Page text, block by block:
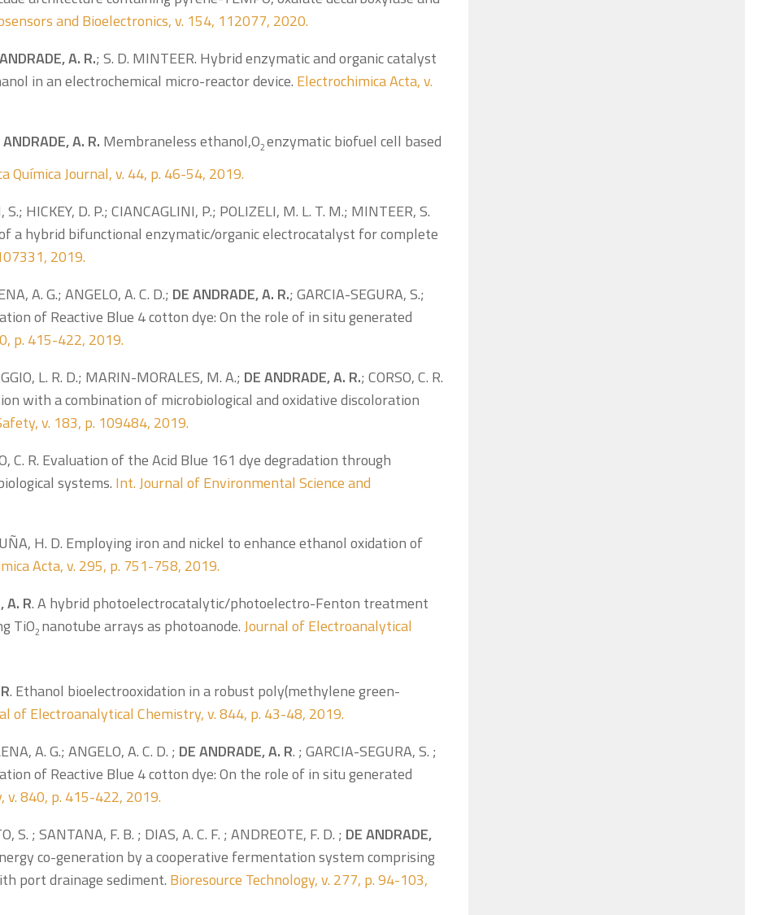
and Bioelectronics, v. 154, 112077, 2020.
A. R.; S. D. MINTEER. Hybrid enzymatic and organic catalyst
in an electrochemical micro-reactor device. Electrochimica Acta, v.
ANDRADE, A. R. Membraneless ethanol,O2enzymatic biofuel cell based
Química Journal, v. 44, p. 46-54, 2019.
HICKEY, D. P.; CIANCAGLINI, P.; POLIZELI, M. L. T. M.; MINTEER, S.
a hybrid bifunctional enzymatic/organic electrocatalyst for complete
2019.
A. G.; ANGELO, A. C. D.; DE ANDRADE, A. R.; GARCIA-SEGURA, S.;
of Reactive Blue 4 cotton dye: On the role of in situ generated
p. 415-422, 2019.
L. R. D.; MARIN-MORALES, M. A.; DE ANDRADE, A. R.; CORSO, C. R.
with a combination of microbiological and oxidative discoloration
v. 183, p. 109484, 2019.
C. R. Evaluation of the Acid Blue 161 dye degradation through
systems. Int. Journal of Environmental Science and
H. D. Employing iron and nickel to enhance ethanol oxidation of
Acta, v. 295, p. 751-758, 2019.
A. R. A hybrid photoelectrocatalytic/photoelectro-Fenton treatment
TiO2 nanotube arrays as photoanode.Journal of Electroanalytical
. Ethanol bioelectrooxidation in a robust poly(methylene green-
of Electroanalytical Chemistry, v. 844, p. 43-48, 2019.
A. G.; ANGELO, A. C. D. ; DE ANDRADE, A. R. ; GARCIA-SEGURA, S. ;
of Reactive Blue 4 cotton dye: On the role of in situ generated
840, p. 415-422, 2019.
S. ; SANTANA, F. B. ; DIAS, A. C. F. ; ANDREOTE, F. D. ; DE ANDRADE,
co-generation by a cooperative fermentation system comprising
port drainage sediment. Bioresource Technology, v. 277, p. 94-103,